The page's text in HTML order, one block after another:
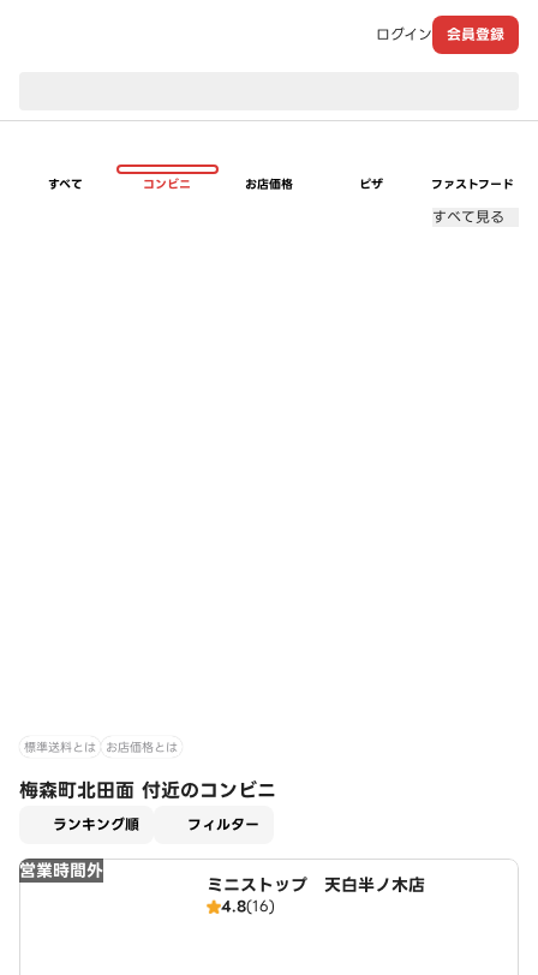
ログイン 会員登録
すべて コンビニ お店価格 ピザ ファストフード
すべて見る
標準送料とは お店価格とは
梅森町北田面 付近のコンビニ
ランキング順 フィルター
営業時間外
ミニストップ 天白半ノ木店
4.8(16)